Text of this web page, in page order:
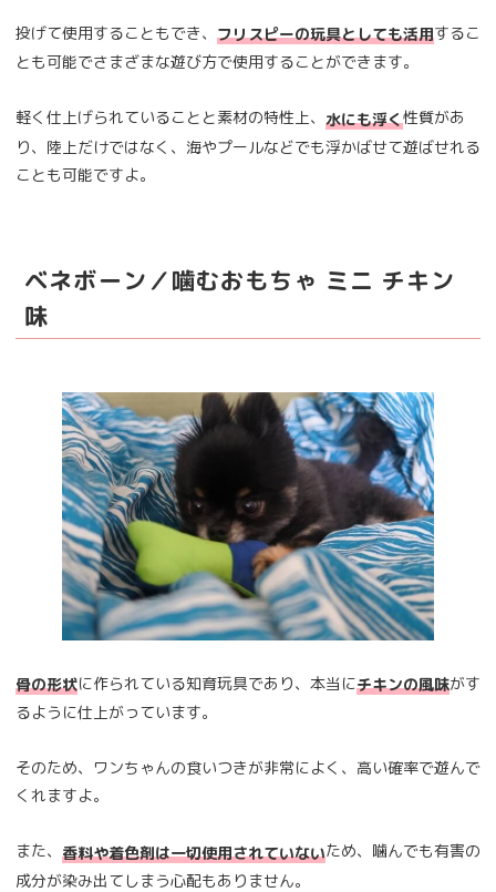
投げて使用することもでき、 フリスピーの玩具としても活用するこ
とも可能でさまざまな遊び方で使用することができます。
軽く仕上げられていることと素材の特性上、 水にも浮く性質があ
り、陸上だけではなく、海やプールなどでも浮かばせて遊ばせれる
ことも可能ですよ。
ベネボーン／噛むおもちゃ ミニ チキン
味
骨の形状に作られている知育玩具であり、本当にチキンの風味がす
るように仕上がっています。
そのため、ワンちゃんの食いつきが非常によく、高い確率で遊んで
くれますよ。
また、 香料や着色剤は一切使用されていないため、噛んでも有害の
成分が染み出てしまう心配もありません。